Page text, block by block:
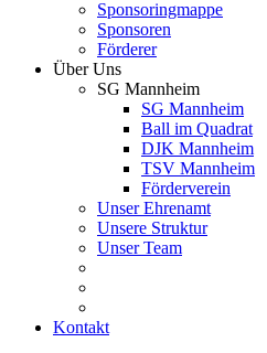
Sponsoringmappe
Sponsoren
Förderer
Über Uns
SG Mannheim
SG Mannheim
Ball im Quadrat
DJK Mannheim
TSV Mannheim
Förderverein
Unser Ehrenamt
Unsere Struktur
Unser Team
Kontakt